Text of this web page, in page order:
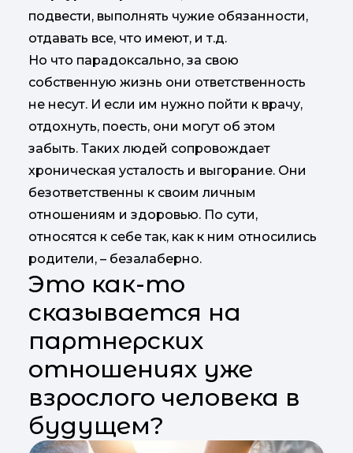
подвести, выполнять чужие обязанности,
отдавать все, что имеют, и т.д.
Но что парадоксально, за свою
собственную жизнь они ответственность
не несут. И если им нужно пойти к врачу,
отдохнуть, поесть, они могут об этом
забыть. Таких людей сопровождает
хроническая усталость и выгорание. Они
безответственны к своим личным
отношениям и здоровью. По сути,
относятся к себе так, как к ним относились
родители, – безалаберно.
Это как-то
сказывается на
партнерских
отношениях уже
взрослого человека в
будущем?